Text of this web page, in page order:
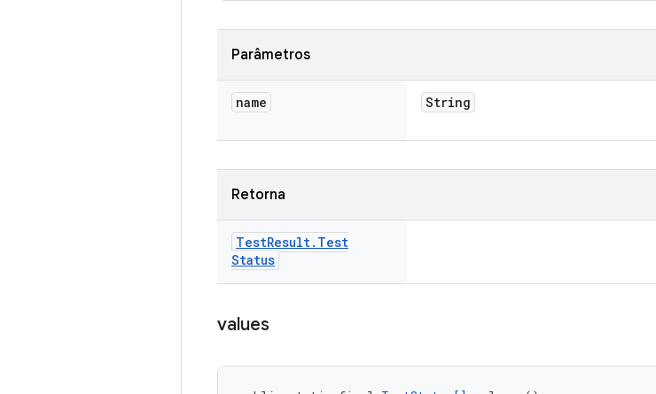
Parâmetros
name String
Retorna
TestResult. Test
Status
values